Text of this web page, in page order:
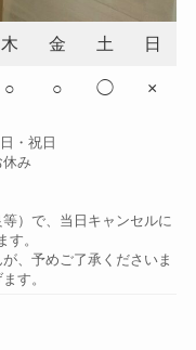
木 金 土 日
○ ○ ◯ ×
・祝日
み
）で、当日キャンセルに
す。
、予めご了承くださいま
す。